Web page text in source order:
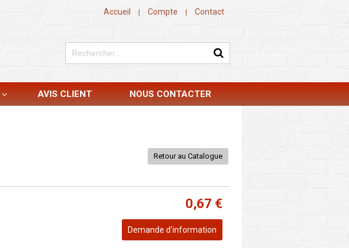
Accueil | Compte | Contact
AVIS CLIENT NOUS CONTACTER
Retour au Catalogue
0,67 €
Demande d'information